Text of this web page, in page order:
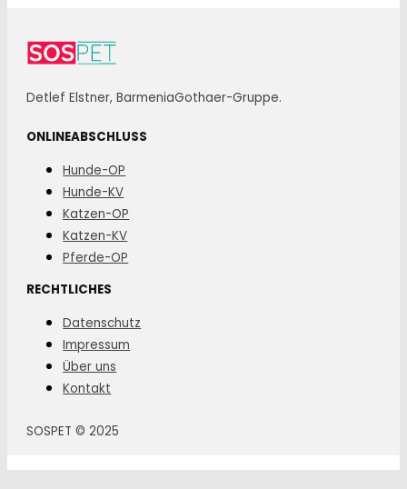
Detlef Elstner, BarmeniaGothaer-Gruppe.
ONLINEABSCHLUSS
Hunde-OP
Hunde-KV
Katzen-OP
Katzen-KV
Pferde-OP
RECHTLICHES
Datenschutz
Impressum
Über uns
Kontakt
SOSPET © 2025